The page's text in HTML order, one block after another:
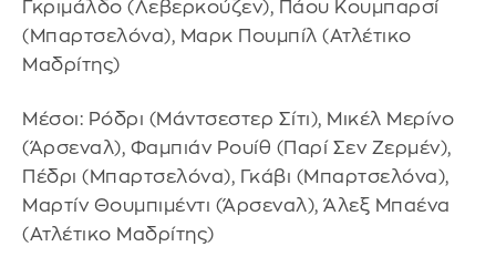
Γκριμάλδο (Λεβερκούζεν), Πάου Κουμπαρσί
(Μπαρτσελόνα), Μαρκ Πουμπίλ (Ατλέτικο
Μαδρίτης)
Μέσοι: Ρόδρι (Μάντσεστερ Σίτι), Μικέλ Μερίνο
(Άρσεναλ), Φαμπιάν Ρουίθ (Παρί Σεν Ζερμέν),
Πέδρι (Μπαρτσελόνα), Γκάβι (Μπαρτσελόνα),
Μαρτίν Θουμπιμέντι (Άρσεναλ), Άλεξ Μπαένα
(Ατλέτικο Μαδρίτης)